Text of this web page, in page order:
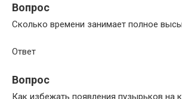
Вопрос
Сколько времени занимает полное
Ответ
Вопрос
Как избежать появления пузырьков на